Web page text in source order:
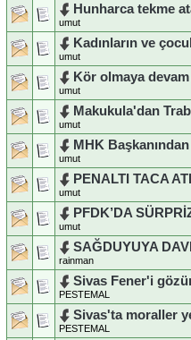
Hunharca tekme
umut
Kadınların ve
umut
Kör olmaya
umut
Makukula'dan
umut
MHK
umut
PENALTI TACA
umut
PFDK’DA
umut
SAĞDUYUYA
rainman
Sivas Fener'i
PESTEMAL
Sivas'ta moraller
PESTEMAL